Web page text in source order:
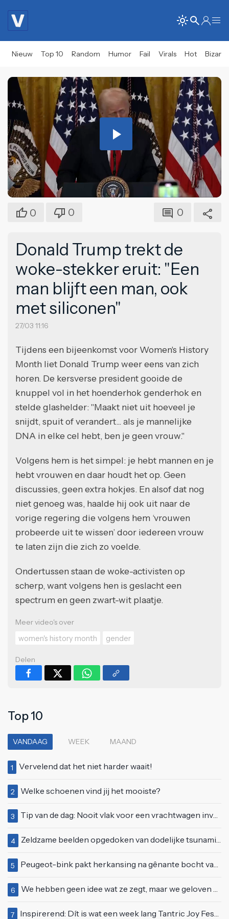
Nieuw Top 10 Random Humor Fail Virals Hot Bizar
Play
Video
0 0 0
Donald Trump trekt de
woke-stekker eruit: "Een
man blijft een man, ook
met siliconen"
27/03 11:16
Tijdens een bijeenkomst voor Women's History
Month liet Donald Trump weer eens van zich
horen. De kersverse president gooide de
knuppel vol in het hoenderhok genderhok en
stelde glashelder: "Maakt niet uit hoeveel je
snijdt, spuit of verandert... als je mannelijke
DNA in elke cel hebt, ben je geen vrouw."
Volgens hem is het simpel: je hebt mannen en je
hebt vrouwen en daar houdt het op. Geen
discussies, geen extra hokjes. En alsof dat nog
niet genoeg was, haalde hij ook uit naar de
vorige regering die volgens hem ‘vrouwen
probeerde uit te wissen’ door iedereen vrouw
te laten zijn die zich zo voelde.
Ondertussen staan de woke-activisten op
scherp, want volgens hen is geslacht een
spectrum en geen zwart-wit plaatje.
Meer video's over
women's history month
gender
Delen
Top 10
VANDAAG WEEK MAAND
1 Vervelend dat het niet harder waait!
2 Welke schoenen vind jij het mooiste?
3 Tip van de dag: Nooit vlak voor een vrachtwagen invoegen
4 Zeldzame beelden opgedoken van dodelijke tsunami uit 2004
5 Peugeot-bink pakt herkansing na gênante bocht van 180 graden bij verkeerslicht
6 We hebben geen idee wat ze zegt, maar we geloven haar helemaal!
7 Inspirerend: Dít is wat een week lang Tantric Joy Festival met je doet